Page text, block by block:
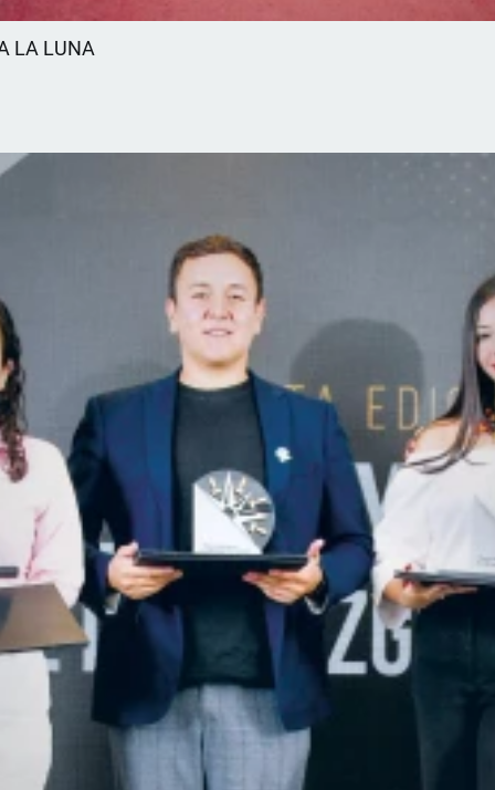
LA LUNA